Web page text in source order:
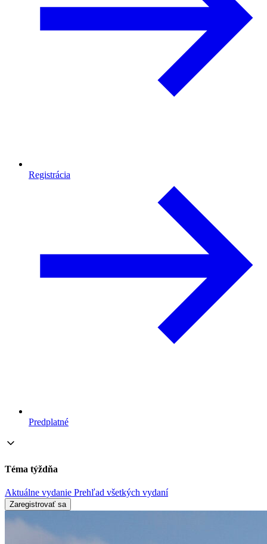
Registrácia
Predplatné
Téma týždňa
Aktuálne vydanie Prehľad všetkých vydaní
Zaregistrovať sa